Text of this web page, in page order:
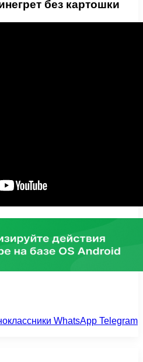
без картошки
WhatsApp Telegram